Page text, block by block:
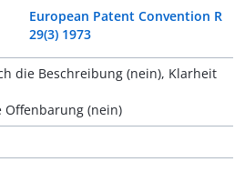
European Patent Convention R
29(3) 1973
die Beschreibung (nein), Klarheit
Offenbarung (nein)